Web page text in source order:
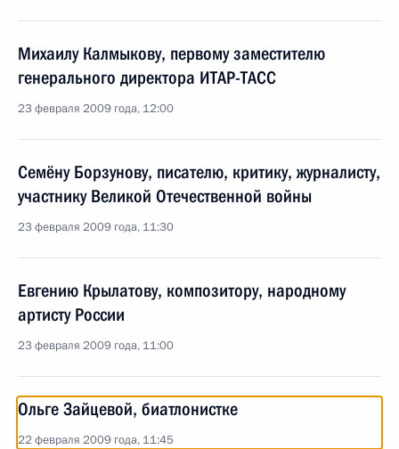
Михаилу Калмыкову, первому заместителю
генерального директора ИТАР-ТАСС
23 февраля 2009 года, 12:00
Семёну Борзунову, писателю, критику, журналисту,
участнику Великой Отечественной войны
23 февраля 2009 года, 11:30
Евгению Крылатову, композитору, народному
артисту России
23 февраля 2009 года, 11:00
Ольге Зайцевой, биатлонистке
22 февраля 2009 года, 11:45